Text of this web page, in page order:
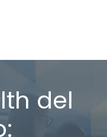
del